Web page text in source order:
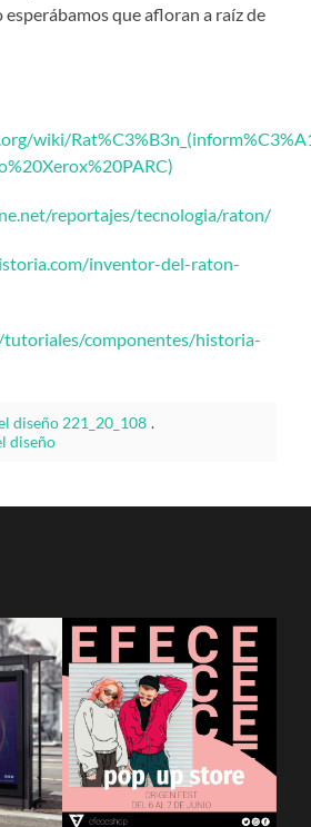
que afloran a raíz de
wiki/
reportajes/tecnologia/raton/
inventor-del-raton-
componentes/historia-
diseño 221_20_108 .
diseño